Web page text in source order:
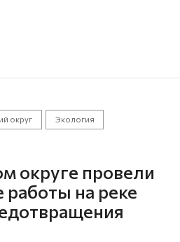
округ Экология
округе провели
на реке